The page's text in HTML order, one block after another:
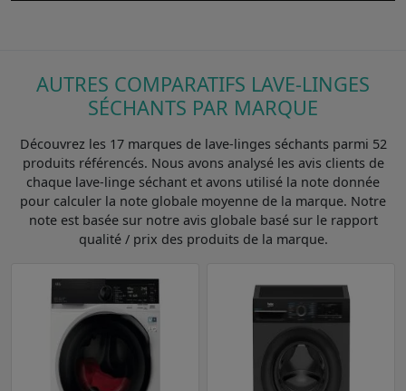
AUTRES COMPARATIFS LAVE-LINGES
SÉCHANTS PAR MARQUE
Découvrez les 17 marques de lave-linges séchants parmi 52
produits référencés. Nous avons analysé les avis clients de
chaque lave-linge séchant et avons utilisé la note donnée
pour calculer la note globale moyenne de la marque. Notre
note est basée sur notre avis globale basé sur le rapport
qualité / prix des produits de la marque.